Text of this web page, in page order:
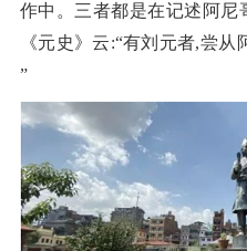
作中。三者都是在记述阿尼
《元史》云:“有刘元者,尝从
”